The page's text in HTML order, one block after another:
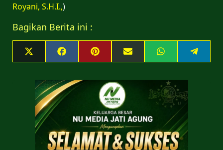
Royani, S.H.I.,)
Bagikan Berita ini :